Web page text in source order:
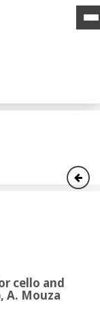
cello and
A. Mouza